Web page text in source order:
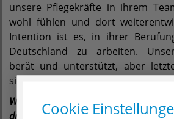
unsere Pflegekräfte in ihrem
wohl fühlen und dort
Intention ist es, in ihrer
Deutschland zu arbeiten.
berät und unterstützt, aber
sich hier gut angekommen fühlen.
Welche Herausforderungen
drängendsten?
Cookie